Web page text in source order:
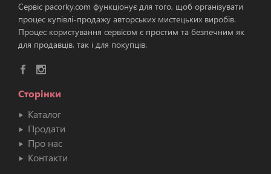
Сервіс pacorky.com функціонує для того, щоб організувати
процес купівлі-продажу авторських мистецьких виробів.
Процес користування сервісом є простим та безпечним як
для продавців, так і для покупців.
Сторінки
Каталог
Продати
Про нас
Контакти